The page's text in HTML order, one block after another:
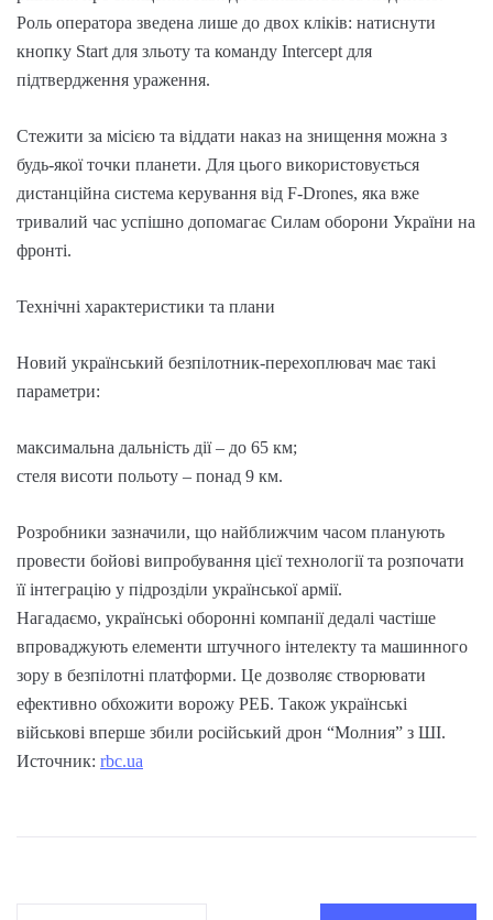
Роль оператора зведена лише до двох кліків: натиснути
кнопку Start для зльоту та команду Intercept для
підтвердження ураження.
Стежити за місією та віддати наказ на знищення можна з
будь-якої точки планети. Для цього використовується
дистанційна система керування від F-Drones, яка вже
тривалий час успішно допомагає Силам оборони України на
фронті.
Технічні характеристики та плани
Новий український безпілотник-перехоплювач має такі
параметри:
максимальна дальність дії – до 65 км;
стеля висоти польоту – понад 9 км.
Розробники зазначили, що найближчим часом планують
провести бойові випробування цієї технології та розпочати
її інтеграцію у підрозділи української армії.
Нагадаємо, українські оборонні компанії дедалі частіше
впроваджують елементи штучного інтелекту та машинного
зору в безпілотні платформи. Це дозволяє створювати
ефективно обхожити ворожу РЕБ. Також українські
військові вперше збили російський дрон “Молния” з ШІ.
Источник: rbc.ua